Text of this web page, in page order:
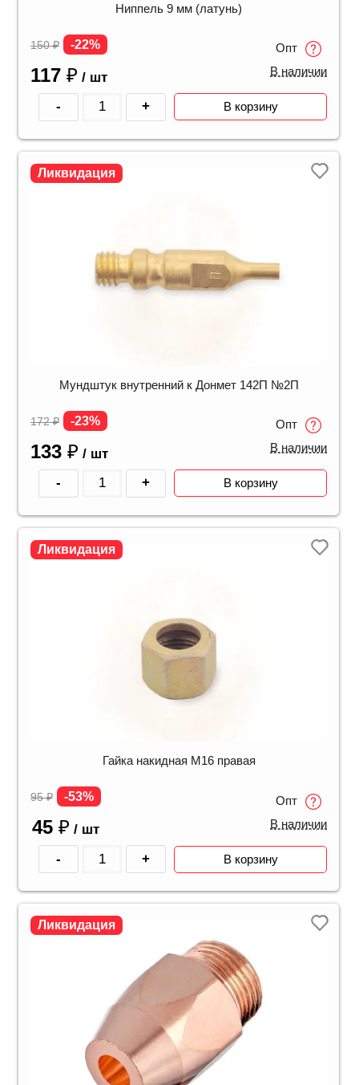
Ниппель 9 мм (латунь)
150₽ -22%
117 ₽ / шт
Опт
В наличии
- + В корзину
Ликвидация
Мундштук внутренний к Донмет 142П №2П
172₽ -23%
133 ₽ / шт
Опт
В наличии
- + В корзину
Ликвидация
Гайка накидная М16 правая
95₽ -53%
45 ₽ / шт
Опт
В наличии
- + В корзину
Ликвидация